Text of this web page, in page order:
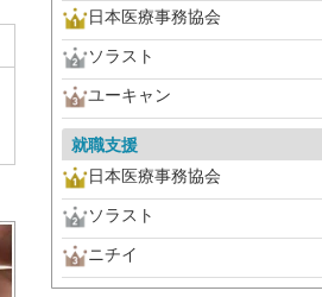
日本医療事務協会
ソラスト
ユーキャン
就職支援
日本医療事務協会
ソラスト
ニチイ